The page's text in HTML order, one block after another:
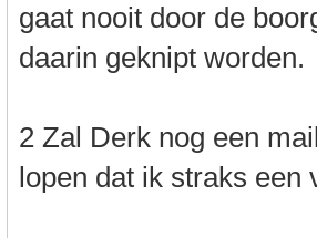
gaat nooit door de
daarin geknipt worden.
2 Zal Derk nog een
lopen dat ik straks een